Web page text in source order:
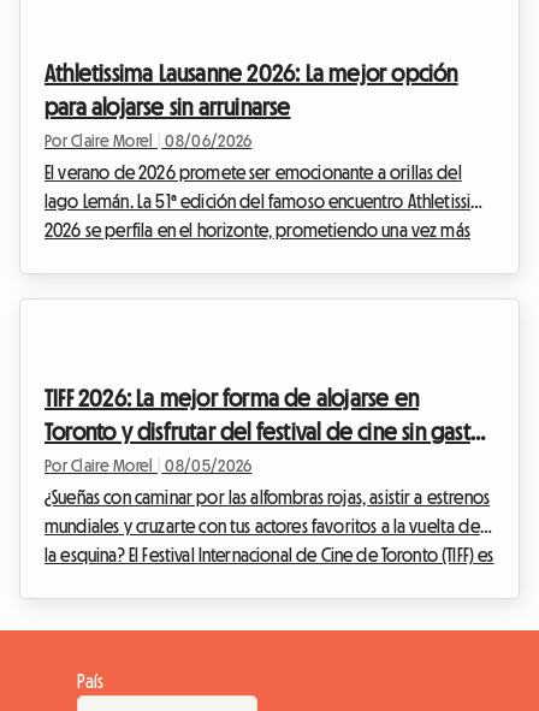
embargo, a menudo surge un obstáculo im...
Athletissima Lausanne 2026: La mejor opción
para alojarse sin arruinarse
Por Claire Morel 08/06/2026
El verano de 2026 promete ser emocionante a orillas del
lago Lemán. La 51ª edición del famoso encuentro Athletissima
2026 se perfila en el horizonte, prometiendo una vez más
alojamiento en Lausana el que representa el gasto má...
TIFF 2026: La mejor forma de alojarse en
Toronto y disfrutar del festival de cine sin gastar
una fortuna
Por Claire Morel 08/05/2026
¿Sueñas con caminar por las alfombras rojas, asistir a estrenos
mundiales y cruzarte con tus actores favoritos a la vuelta de
la esquina? El Festival Internacional de Cine de Toronto (TIFF) es
rompecabezas financiero, especialmente en lo que respecta
al alojamiento. En Roomlala, sabemos lo crucial que es
País